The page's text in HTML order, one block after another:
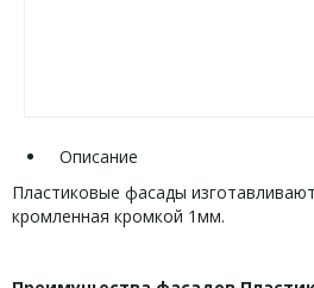
Описание
Пластиковые фасады
кромленная кромкой 1мм.